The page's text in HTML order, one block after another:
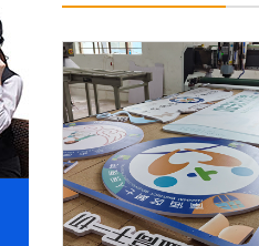
如何推动 UV 喷绘行业的技术创新与可持续发展？